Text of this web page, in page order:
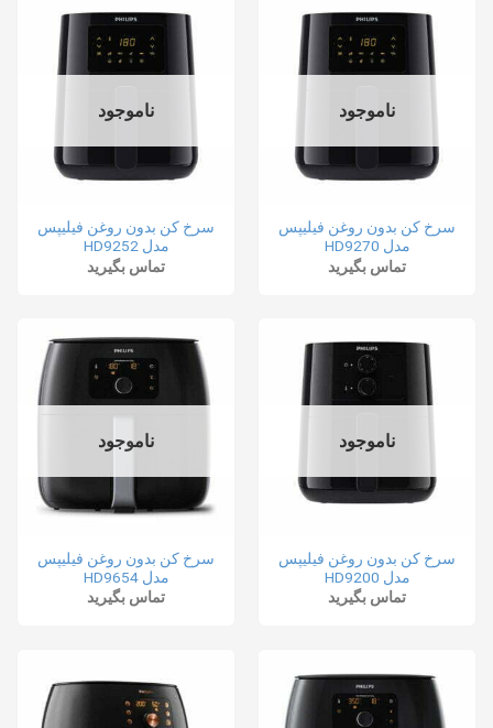
ناموجود
سرخ کن بدون روغن فیلیپس
مدل HD9270
تماس بگیرید
ناموجود
سرخ کن بدون روغن فیلیپس
مدل HD9252
تماس بگیرید
ناموجود
سرخ کن بدون روغن فیلیپس
مدل HD9200
تماس بگیرید
ناموجود
سرخ کن بدون روغن فیلیپس
مدل HD9654
تماس بگیرید